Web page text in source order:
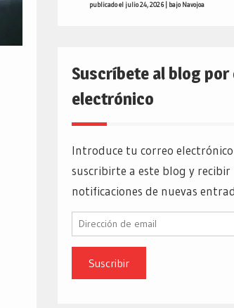
publicado el julio 24, 2026| bajoNavojoa
Suscríbete al blog por
electrónico
Introduce tu correo
suscribirte a este blog y recibir
notificaciones de nuevas
Dirección
email